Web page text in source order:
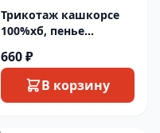
Трикотаж кашкорсе
100%хб, пенье
660 ₽
В корзину